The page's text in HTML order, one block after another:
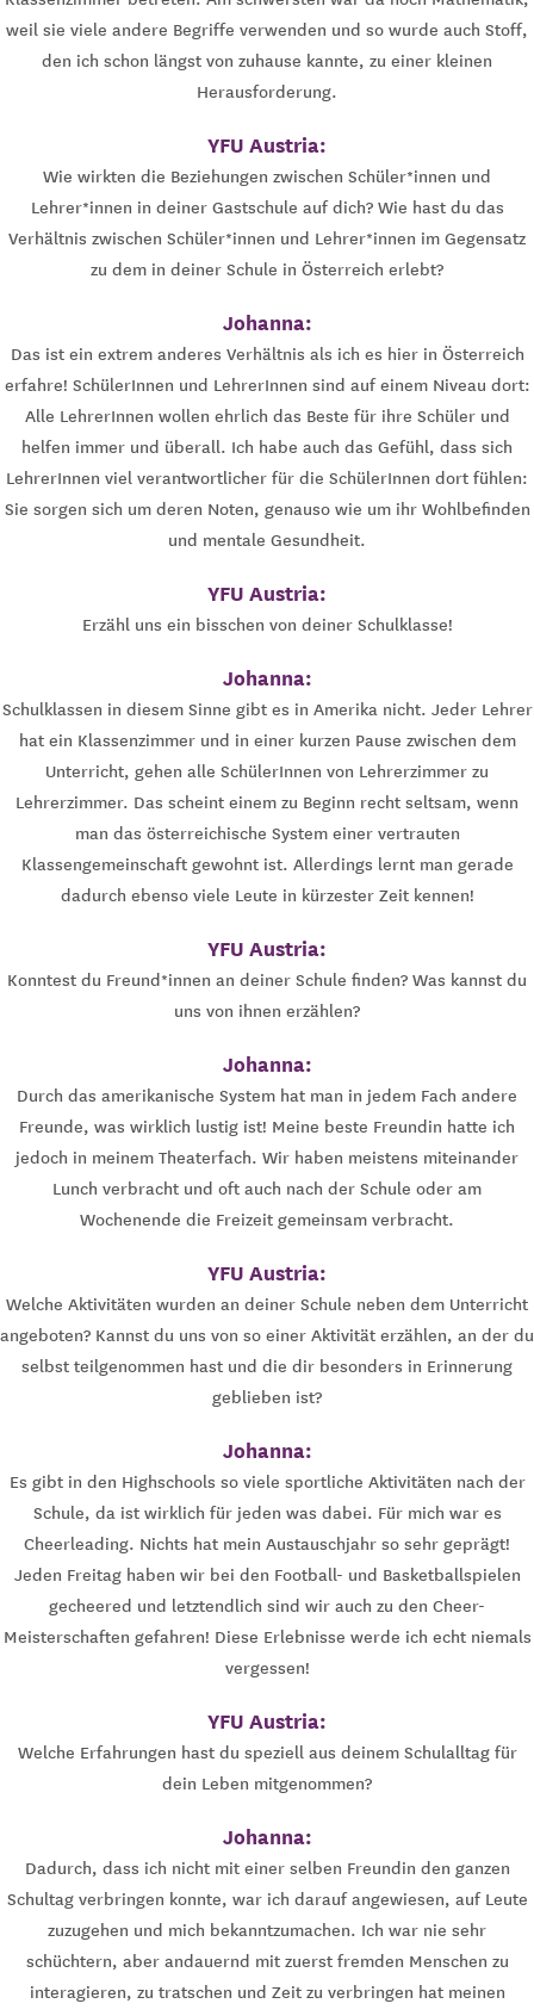
weil sie viele andere Begriffe verwenden und so wurde auch Stoff,
den ich schon längst von zuhause kannte, zu einer kleinen
Herausforderung.
YFU Austria:
Wie wirkten die Beziehungen zwischen Schüler*innen und
Lehrer*innen in deiner Gastschule auf dich? Wie hast du das
Verhältnis zwischen Schüler*innen und Lehrer*innen im Gegensatz
zu dem in deiner Schule in Österreich erlebt?
Johanna:
Das ist ein extrem anderes Verhältnis als ich es hier in Österreich
erfahre! SchülerInnen und LehrerInnen sind auf einem Niveau dort:
Alle LehrerInnen wollen ehrlich das Beste für ihre Schüler und
helfen immer und überall. Ich habe auch das Gefühl, dass sich
LehrerInnen viel verantwortlicher für die SchülerInnen dort fühlen:
Sie sorgen sich um deren Noten, genauso wie um ihr Wohlbefinden
und mentale Gesundheit.
YFU Austria:
Erzähl uns ein bisschen von deiner Schulklasse!
Johanna:
Schulklassen in diesem Sinne gibt es in Amerika nicht. Jeder Lehrer
hat ein Klassenzimmer und in einer kurzen Pause zwischen dem
Unterricht, gehen alle SchülerInnen von Lehrerzimmer zu
Lehrerzimmer. Das scheint einem zu Beginn recht seltsam, wenn
man das österreichische System einer vertrauten
Klassengemeinschaft gewohnt ist. Allerdings lernt man gerade
dadurch ebenso viele Leute in kürzester Zeit kennen!
YFU Austria:
Konntest du Freund*innen an deiner Schule finden? Was kannst du
uns von ihnen erzählen?
Johanna:
Durch das amerikanische System hat man in jedem Fach andere
Freunde, was wirklich lustig ist! Meine beste Freundin hatte ich
jedoch in meinem Theaterfach. Wir haben meistens miteinander
Lunch verbracht und oft auch nach der Schule oder am
Wochenende die Freizeit gemeinsam verbracht.
YFU Austria:
Welche Aktivitäten wurden an deiner Schule neben dem Unterricht
angeboten? Kannst du uns von so einer Aktivität erzählen, an der du
selbst teilgenommen hast und die dir besonders in Erinnerung
geblieben ist?
Johanna:
Es gibt in den Highschools so viele sportliche Aktivitäten nach der
Schule, da ist wirklich für jeden was dabei. Für mich war es
Cheerleading. Nichts hat mein Austauschjahr so sehr geprägt!
Jeden Freitag haben wir bei den Football- und Basketballspielen
gecheered und letztendlich sind wir auch zu den Cheer-
Meisterschaften gefahren! Diese Erlebnisse werde ich echt niemals
vergessen!
YFU Austria:
Welche Erfahrungen hast du speziell aus deinem Schulalltag für
dein Leben mitgenommen?
Johanna:
Dadurch, dass ich nicht mit einer selben Freundin den ganzen
Schultag verbringen konnte, war ich darauf angewiesen, auf Leute
zuzugehen und mich bekanntzumachen. Ich war nie sehr
schüchtern, aber andauernd mit zuerst fremden Menschen zu
interagieren, zu tratschen und Zeit zu verbringen hat meinen